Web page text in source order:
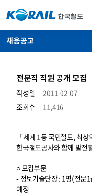
채용공고
전문직 직원 공개 모집
작성일
2011-02-07
조회수
11,416
코레일소개_경영공시_채용공고 상세보기 – 내용, 파일, 담당자 연락처로 구성
「세계 1등 국민철도, 최상
한국철도공사와 함께 발전
○ 모집부문
- 정보기술단장 : 1명(전문
예정